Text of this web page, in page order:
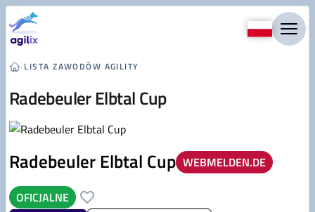
Przejdź do treści
›LISTA ZAWODÓW AGILITY
Radebeuler Elbtal Cup
Radebeuler Elbtal Cup WEBMELDEN.DE
OFICJALNE